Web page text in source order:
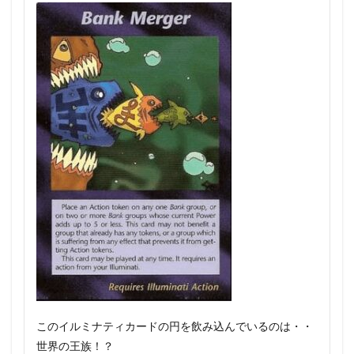
このイルミナティカードの円を飲み込んでいるのは・・
世界の王族！？